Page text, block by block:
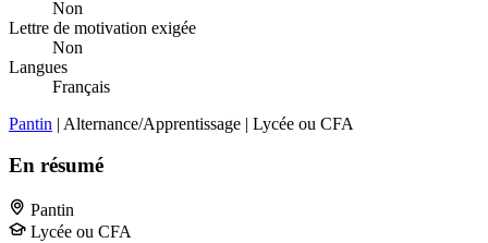
Non
Lettre de motivation exigée
Non
Langues
Français
Pantin | Alternance/Apprentissage | Lycée ou CFA
En résumé
Pantin
Lycée ou CFA